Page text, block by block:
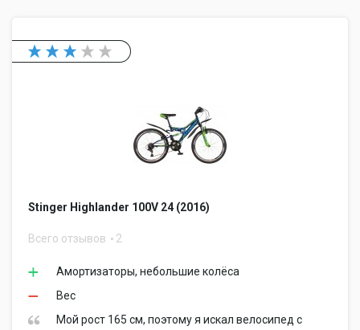
Stinger Highlander 100V 24 (2016)
Всего отзывов 2
Амортизаторы, небольшие колёса
Вес
Мой рост 165 см, поэтому я искал велосипед с